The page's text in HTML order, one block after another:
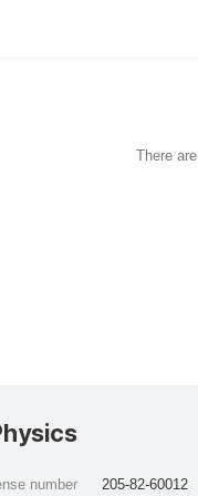
There
number 205-82-60012